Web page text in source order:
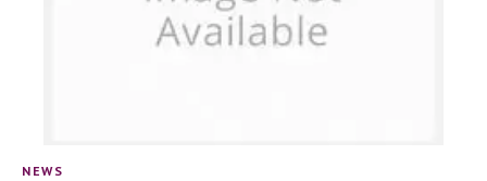
NEWS